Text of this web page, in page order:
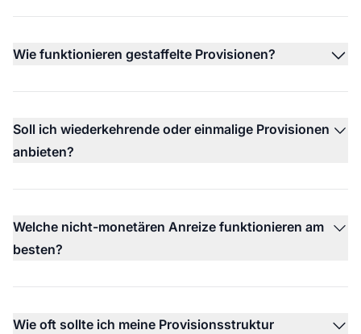
Wie funktionieren gestaffelte Provisionen?
Soll ich wiederkehrende oder einmalige Provisionen
anbieten?
Welche nicht-monetären Anreize funktionieren am
besten?
Wie oft sollte ich meine Provisionsstruktur